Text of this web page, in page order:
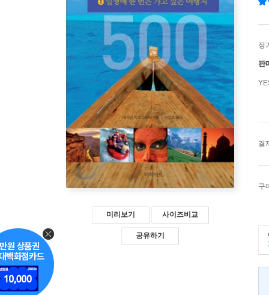
미리보기 사이즈비교
공유하기
정
판
결
구